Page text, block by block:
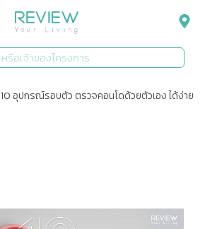
10 อุปกรณ์รอบตัว ตรวจคอนโดด้วยตัวเอง ได้ง่าย